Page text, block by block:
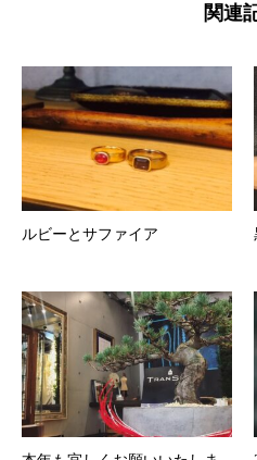
関連
ルビーとサファイア